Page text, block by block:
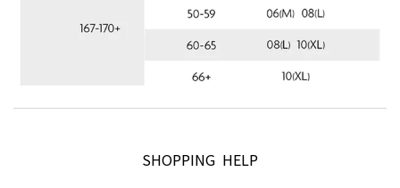
SHOPPING HELP